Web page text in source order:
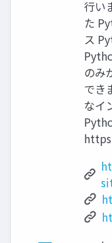
行い
た
ス
のみ
でき
なイ